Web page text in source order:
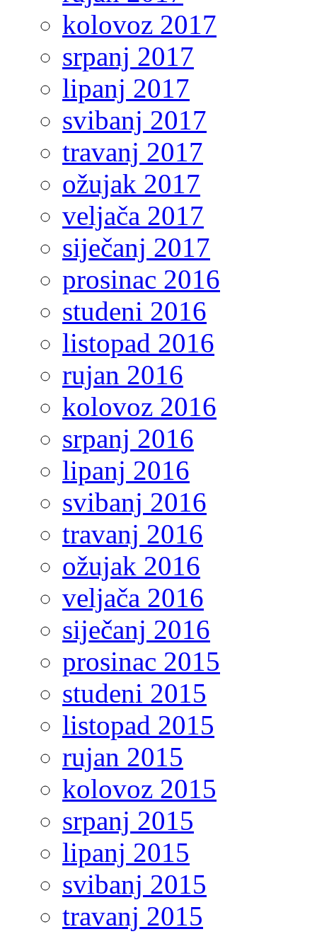
kolovoz 2017
srpanj 2017
lipanj 2017
svibanj 2017
travanj 2017
ožujak 2017
veljača 2017
siječanj 2017
prosinac 2016
studeni 2016
listopad 2016
rujan 2016
kolovoz 2016
srpanj 2016
lipanj 2016
svibanj 2016
travanj 2016
ožujak 2016
veljača 2016
siječanj 2016
prosinac 2015
studeni 2015
listopad 2015
rujan 2015
kolovoz 2015
srpanj 2015
lipanj 2015
svibanj 2015
travanj 2015